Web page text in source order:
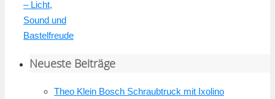
– Licht,
Sound und
Bastelfreude
Neueste Beiträge
Theo Klein Bosch Schraubtruck mit Ixolino